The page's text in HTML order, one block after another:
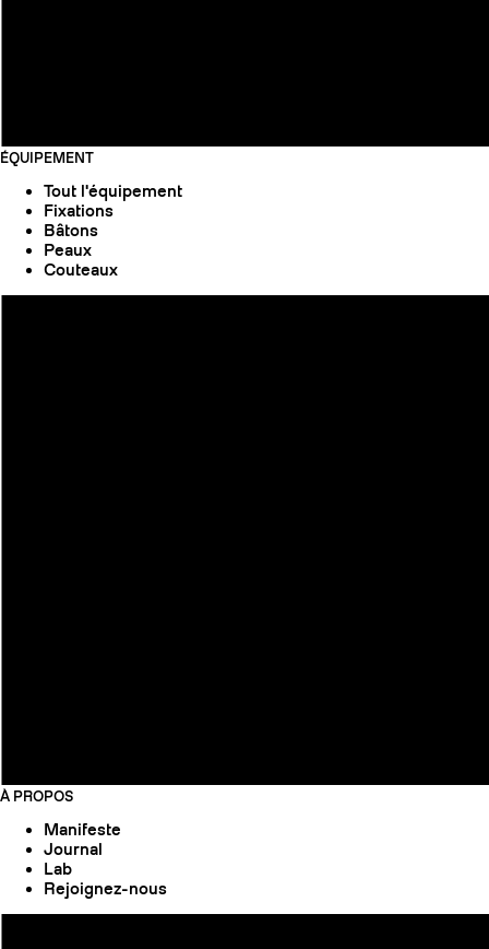
ÉQUIPEMENT
Tout l'équipement
Fixations
Bâtons
Peaux
Couteaux
À PROPOS
Manifeste
Journal
Lab
Rejoignez-nous